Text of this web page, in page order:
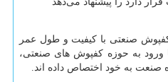
صنعتی با کیفیت و طول عمر
ورود به حوزه کفپوش های صنعتی،
صنعت به خود اختصاص داده اند.